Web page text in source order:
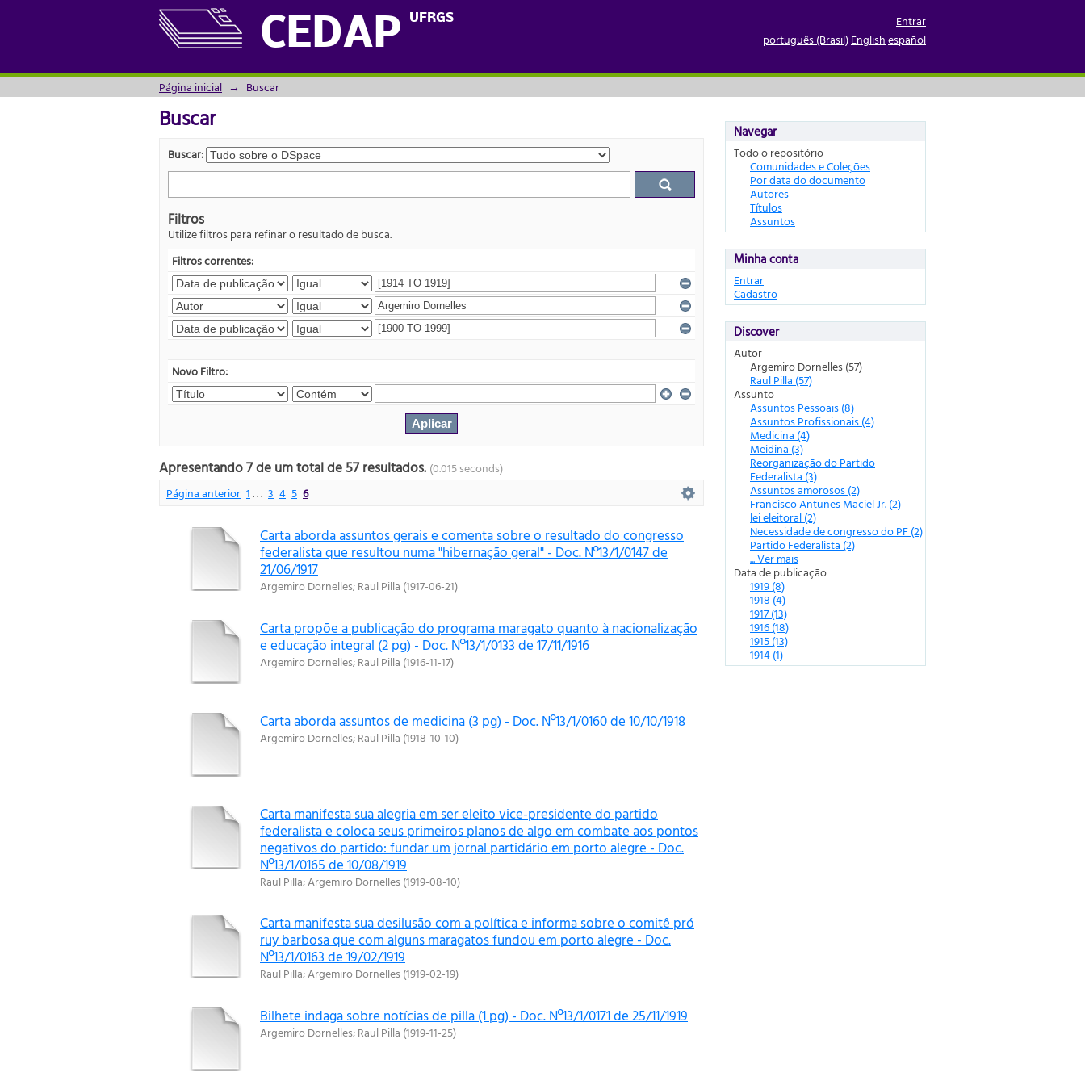
CEDAP UFRGS
Buscar
Entrar
português (Brasil)Englishespañol
Página inicial → Buscar
Buscar
Buscar:
Filtros
Utilize filtros para refinar o resultado de busca.
Filtros correntes:
Novo Filtro:
Apresentando 7 de um total de 57 resultados. (0.015 seconds)
Página anterior 1. . . 3 4 5 6
Carta aborda assuntos gerais e comenta sobre o resultado do congresso
federalista que resultou numa "hibernação geral" - Doc. Nº13/1/0147 de
21/06/1917
Argemiro Dornelles;Raul Pilla (1917-06-21)
Carta propõe a publicação do programa maragato quanto à nacionalização
e educação integral (2 pg) - Doc. Nº13/1/0133 de 17/11/1916
Argemiro Dornelles;Raul Pilla (1916-11-17)
Carta aborda assuntos de medicina (3 pg) - Doc. Nº13/1/0160 de 10/10/1918
Argemiro Dornelles;Raul Pilla (1918-10-10)
Carta manifesta sua alegria em ser eleito vice-presidente do partido
federalista e coloca seus primeiros planos de algo em combate aos pontos
negativos do partido: fundar um jornal partidário em porto alegre - Doc.
Nº13/1/0165 de 10/08/1919
Raul Pilla;Argemiro Dornelles(1919-08-10)
Carta manifesta sua desilusão com a política e informa sobre o comitê pró
ruy barbosa que com alguns maragatos fundou em porto alegre - Doc.
Nº13/1/0163 de 19/02/1919
Raul Pilla;Argemiro Dornelles(1919-02-19)
Bilhete indaga sobre notícias de pilla (1 pg) - Doc. Nº13/1/0171 de 25/11/1919
Argemiro Dornelles;Raul Pilla (1919-11-25)
Navegar
Todo o repositório
Comunidades e Coleções
Por data do documento
Autores
Títulos
Assuntos
Minha conta
Entrar
Cadastro
Discover
Autor
Argemiro Dornelles (57)
Raul Pilla (57)
Assunto
Assuntos Pessoais (8)
Assuntos Profissionais (4)
Medicina (4)
Meidina (3)
Reorganização do Partido
Federalista (3)
Assuntos amorosos (2)
Francisco Antunes Maciel Jr. (2)
lei eleitoral (2)
Necessidade de congresso do PF (2)
Partido Federalista (2)
... Ver mais
Data de publicação
1919 (8)
1918 (4)
1917 (13)
1916 (18)
1915 (13)
1914 (1)